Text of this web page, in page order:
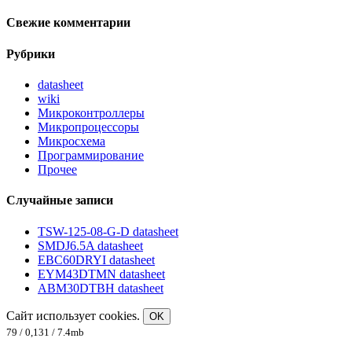
Свежие комментарии
Рубрики
datasheet
wiki
Микроконтроллеры
Микропроцессоры
Микросхема
Программирование
Прочее
Случайные записи
TSW-125-08-G-D datasheet
SMDJ6.5A datasheet
EBC60DRYI datasheet
EYM43DTMN datasheet
ABM30DTBH datasheet
Сайт использует cookies.
OK
79 / 0,131 / 7.4mb